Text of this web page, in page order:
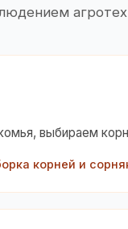
выбираем
корней и